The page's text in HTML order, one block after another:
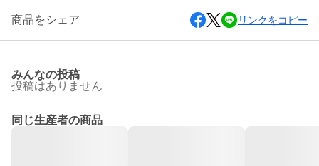
商品をシェア リンクをコピー
みんなの投稿
投稿はありません
同じ生産者の商品